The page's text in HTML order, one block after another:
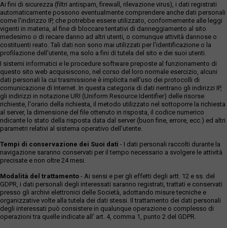
Ai fini di sicurezza (filtri antispam, firewall, rilevazione virus), i dati registrati
automaticamente possono eventualmente comprendere anche dati personali
come l'indirizzo IP, che potrebbe essere utilizzato, conformemente alle leggi
vigenti in materia, al fine di bloccare tentativi di danneggiamento al sito
medesimo o di recare danno ad altri utenti, o comunque attività dannose o
costituenti reato. Tali dati non sono mai utilizzati per l'identificazione o la
profilazione dell'utente, ma solo a fini di tutela del sito e dei suoi utenti.
I sistemi informatici e le procedure software preposte al funzionamento di
questo sito web acquisiscono, nel corso del loro normale esercizio, alcuni
dati personali la cui trasmissione è implicita nell'uso dei protocolli di
comunicazione di Internet. In questa categoria di dati rientrano gli indirizzi IP,
gli indirizzi in notazione URI (Uniform Resource Identifier) delle risorse
richieste, l'orario della richiesta, il metodo utilizzato nel sottoporre la richiesta
al server, la dimensione del file ottenuto in risposta, il codice numerico
ndicante lo stato della risposta data dal server (buon fine, errore, ecc.) ed altri
parametri relativi al sistema operativo dell'utente.
Tempi di conservazione dei Suoi dati - I dati personali raccolti durante la
navigazione saranno conservati per il tempo necessario a svolgere le attività
precisate e non oltre 24 mesi.
Modalità del trattamento - Ai sensi e per gli effetti degli artt. 12 e ss. del
GDPR, i dati personali degli interessati saranno registrati, trattati e conservati
presso gli archivi elettronici delle Società, adottando misure tecniche e
organizzative volte alla tutela dei dati stessi. Il trattamento dei dati personali
degli interessati può consistere in qualunque operazione o complesso di
operazioni tra quelle indicate all' art. 4, comma 1, punto 2 del GDPR.